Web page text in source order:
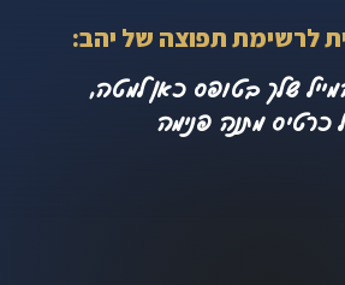
לרשימת תפוצה של יהב:
שלך בטופס כאן למטה,
כרטיס מתנה פנימה